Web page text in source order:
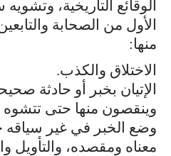
الوقائع التاريخية،
الأول من الصحابة
منها:
الاختلاق والكذب.
الإتيان بخبر أو حادثة
وينقصون منها حتى
وضع الخبر في غير
معناه ومقصده، والتأويل